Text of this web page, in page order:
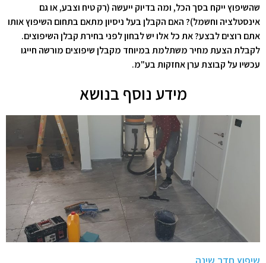
שהשיפוץ ייקח בסך הכל, ומה בדיוק ייעשה (רק טיח וצבע, או גם
אינסטלציה וחשמל)? האם הקבלן בעל ניסיון מתאם בתחום השיפוץ אותו
אתם רוצים לבצע? את כל אלו יש לבחון לפני בחירת קבלן השיפוצים.
לקבלת הצעת מחיר משתלמת במיוחד מקבלן שיפוצים מורשה חייגו
עכשיו על קבוצת ערן אחזקות בע"מ.
מידע נוסף בנושא
שיפוץ חדר שינה